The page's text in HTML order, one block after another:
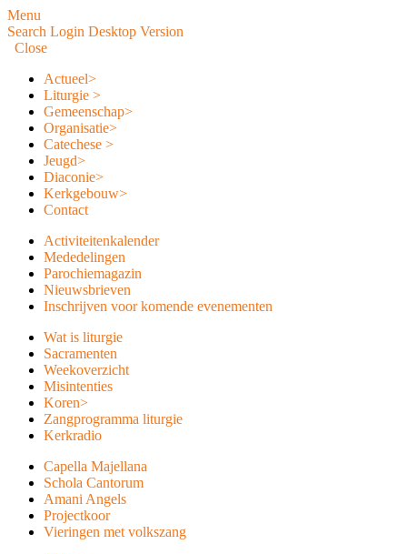
Menu
Search Login Desktop Version
Close
Actueel>
Liturgie >
Gemeenschap>
Organisatie>
Catechese >
Jeugd>
Diaconie>
Kerkgebouw>
Contact
Activiteitenkalender
Mededelingen
Parochiemagazin
Nieuwsbrieven
Inschrijven voor komende evenementen
Wat is liturgie
Sacramenten
Weekoverzicht
Misintenties
Koren>
Zangprogramma liturgie
Kerkradio
Capella Majellana
Schola Cantorum
Amani Angels
Projectkoor
Vieringen met volkszang